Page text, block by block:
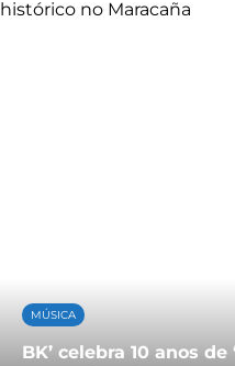
MÚSICA
BK’ celebra 10 anos